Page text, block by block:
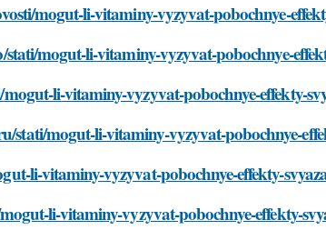
mogut-li-vitaminy-vyzyvat-pobochnye-
mogut-li-vitaminy-vyzyvat-pobochnye-
li-vitaminy-vyzyvat-pobochnye-effekty-
stati/mogut-li-vitaminy-vyzyvat-pobochnye-
li-vitaminy-vyzyvat-pobochnye-effekty-
li-vitaminy-vyzyvat-pobochnye-effekty-